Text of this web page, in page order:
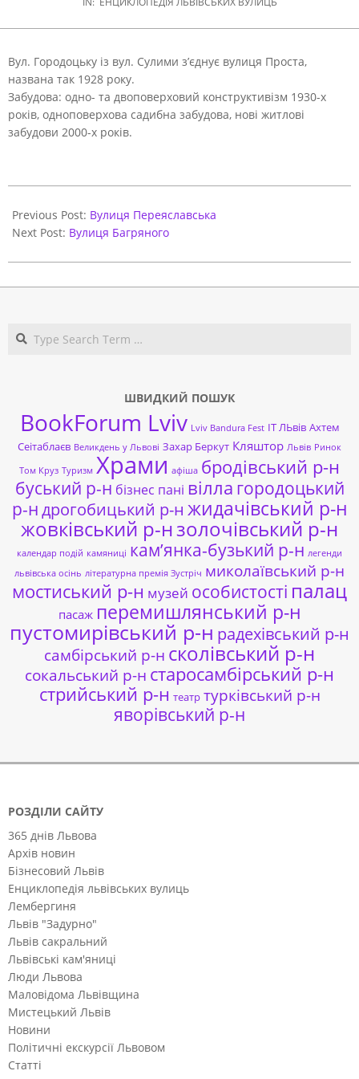
Вул. Городоцьку із вул. Сулими з’єднує вулиця Проста,
названа так 1928 року.
Забудова: одно- та двоповерховий конструктивізм 1930-х
років, одноповерхова садибна забудова, нові житлові
забудови 2000-х років.
05-
31
Previous Post: Вулиця Переяславська
Next Post: Вулиця Багряного
ШВИДКИЙ ПОШУК
BookForum Lviv Lviv Bandura Fest ІТ ЛЬвів Ахтем
Сеітаблаєв Великдень у Львові Захар Беркут Кляштор Львів Ринок
Том Круз Туризм Храми афіша бродівський р-н
буський р-н бізнес пані вілла городоцький
р-ндрогобицький р-н жидачівський р-н
жовківський р-нзолочівський р-н
календар подій камяниці кам’янка-бузький р-н легенди
львівська осінь літературна премія Зустріч миколаївський р-н
мостиський р-н музей особистості палац
пасаж перемишлянський р-н
пустомирівський р-н радехівський р-н
самбірський р-н сколівський р-н
сокальський р-н старосамбірський р-н
стрийський р-н театр турківський р-н
яворівський р-н
РОЗДІЛИ САЙТУ
365 днів Львова
Архів новин
Бізнесовий Львів
Енциклопедія львівських вулиць
Лембергиня
Львів "Задурно"
Львів сакральний
Львівські кам'яниці
Люди Львова
Маловідома Львівщина
Мистецький Львів
Новини
Політичні екскурсії Львовом
Статті